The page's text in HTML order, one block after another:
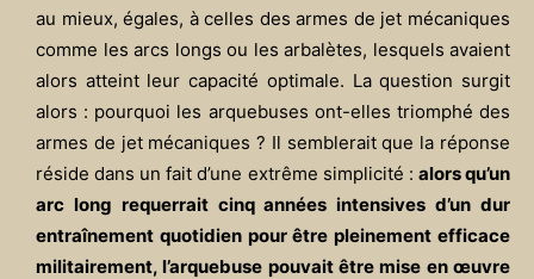
au mieux, égales, à celles des armes de jet mécaniques
comme les arcs longs ou les arbalètes, lesquels avaient
alors atteint leur capacité optimale. La question surgit
alors : pourquoi les arquebuses ont-elles triomphé des
armes de jet mécaniques ? Il semblerait que la réponse
réside dans un fait d’une extrême simplicité : alors qu’un
arc long requerrait cinq années intensives d’un dur
entraînement quotidien pour être pleinement efficace
militairement, l’arquebuse pouvait être mise en œuvre